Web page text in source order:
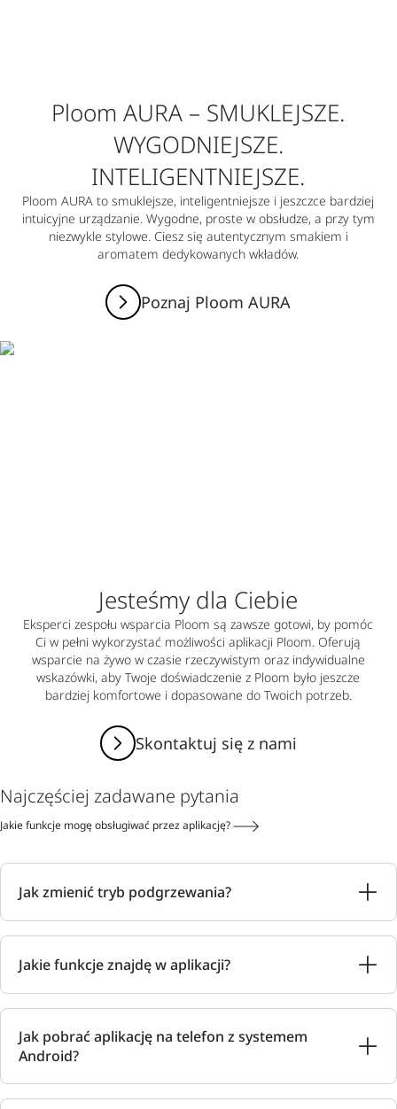
Ploom AURA – SMUKLEJSZE.
WYGODNIEJSZE.
INTELIGENTNIEJSZE.
Ploom AURA to smuklejsze, inteligentniejsze i jeszczce bardziej
intuicyjne urządzanie. Wygodne, proste w obsłudze, a przy tym
niezwykle stylowe. Ciesz się autentycznym smakiem i
aromatem dedykowanych wkładów.
Poznaj Ploom AURA
Jesteśmy dla Ciebie
Eksperci zespołu wsparcia Ploom są zawsze gotowi, by pomóc
Ci w pełni wykorzystać możliwości aplikacji Ploom. Oferują
wsparcie na żywo w czasie rzeczywistym oraz indywidualne
wskazówki, aby Twoje doświadczenie z Ploom było jeszcze
bardziej komfortowe i dopasowane do Twoich potrzeb.
Skontaktuj się z nami
Najczęściej zadawane pytania
Jakie funkcje mogę obsługiwać przez aplikację?
Jak zmienić tryb podgrzewania?
Jakie funkcje znajdę w aplikacji?
Jak pobrać aplikację na telefon z systemem
Android?